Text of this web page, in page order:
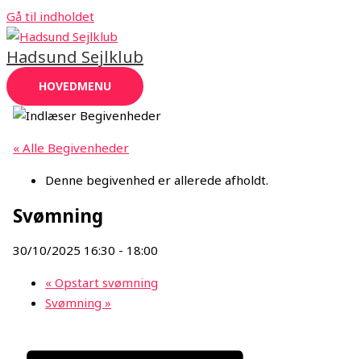
Gå til indholdet
Hadsund Sejlklub
HOVEDMENU
« Alle Begivenheder
Denne begivenhed er allerede afholdt.
Svømning
30/10/2025 16:30 - 18:00
« Opstart svømning
Svømning»